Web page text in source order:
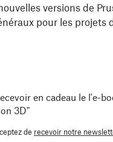
versions de
pour les projets
en cadeau le l'e-
3D"
de recevoir notre